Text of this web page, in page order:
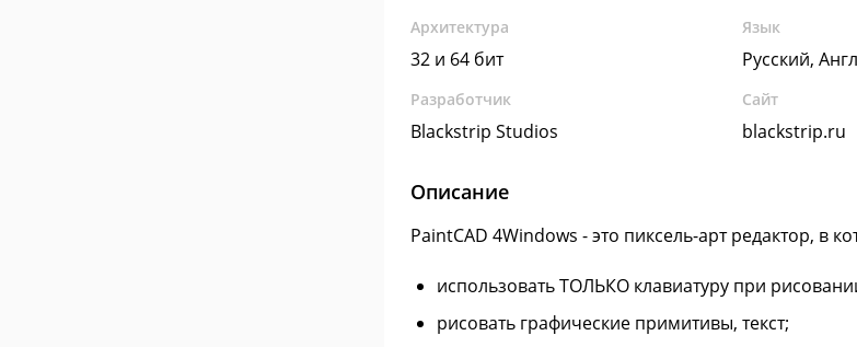
Архитектура
32 и 64 бит
Язык
Русский,
Разработчик
Blackstrip Studios
Сайт
blackstrip.ru
Описание
PaintCAD 4Windows - это пиксель-арт редактор, в
использовать ТОЛЬКО клавиатуру при
рисовать графические примитивы, текст;